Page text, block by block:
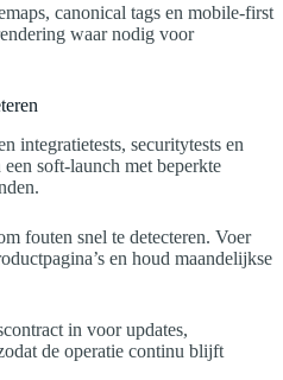
canonical tags en mobile-first
waar nodig voor
integratietests, securitytests en
soft-launch met beperkte
fouten snel te detecteren. Voer
en houd maandelijkse
in voor updates,
de operatie continu blijft